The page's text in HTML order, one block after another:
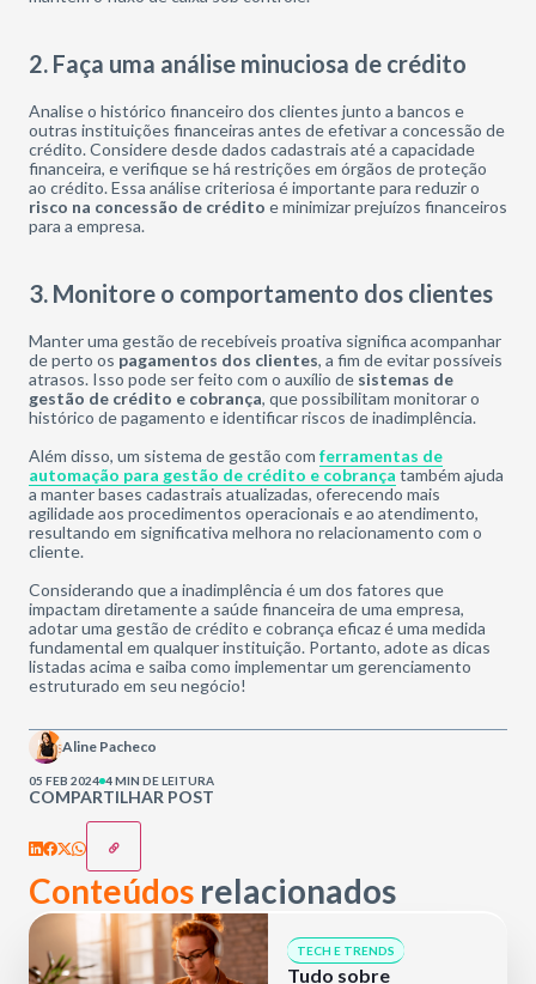
2. Faça uma análise minuciosa de crédito
Analise o histórico financeiro dos clientes junto a bancos e
outras instituições financeiras antes de efetivar a concessão de
crédito. Considere desde dados cadastrais até a capacidade
financeira, e verifique se há restrições em órgãos de proteção
ao crédito. Essa análise criteriosa é importante para reduzir o
risco na concessão de crédito e minimizar prejuízos financeiros
para a empresa.
3. Monitore o comportamento dos clientes
Manter uma gestão de recebíveis proativa significa acompanhar
de perto os pagamentos dos clientes, a fim de evitar possíveis
atrasos. Isso pode ser feito com o auxílio de sistemas de
gestão de crédito e cobrança, que possibilitam monitorar o
histórico de pagamento e identificar riscos de inadimplência.
Além disso, um sistema de gestão com ferramentas de
automação para gestão de crédito e cobrança também ajuda
a manter bases cadastrais atualizadas, oferecendo mais
agilidade aos procedimentos operacionais e ao atendimento,
resultando em significativa melhora no relacionamento com o
cliente.
Considerando que a inadimplência é um dos fatores que
impactam diretamente a saúde financeira de uma empresa,
adotar uma gestão de crédito e cobrança eficaz é uma medida
fundamental em qualquer instituição. Portanto, adote as dicas
listadas acima e saiba como implementar um gerenciamento
estruturado em seu negócio!
COMPARTILHAR POST
Aline Pacheco
05 FEB 2024 4 MIN DE LEITURA
Conteúdos relacionados
TECH E TRENDS
Tudo sobre